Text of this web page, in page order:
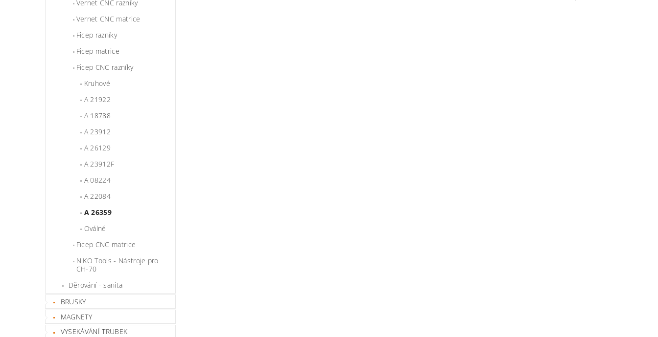
Vernet CNC razníky
Vernet CNC matrice
Ficep razníky
Ficep matrice
Ficep CNC razníky
Kruhové
A 21922
A 18788
A 23912
A 26129
A 23912F
A 08224
A 22084
A 26359
Oválné
Ficep CNC matrice
N.KO Tools - Nástroje pro
CH-70
Děrování - sanita
BRUSKY
MAGNETY
VYSEKÁVÁNÍ TRUBEK